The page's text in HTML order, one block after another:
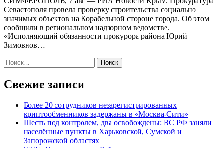
Севастополя провела проверку строительства социально
значимых объектов на Корабельной стороне города. Об этом
сообщили в региональном надзорном ведомстве.
«Исполняющий обязанности прокурора района Юрий
Зимовнов…
Найти:
Свежие записи
Более 20 сотрудников незарегистрированных
криптообменников задержаны в «Москва-Сити»
Шесть под контролем, два освобождены: ВС РФ заняли
населённые пункты в Харьковской, Сумской и
Запорожской областях